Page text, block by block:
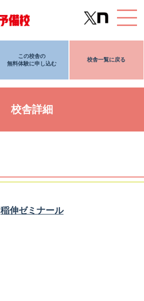
この校舎の
無料体験に申し込む
校舎一覧に戻る
校舎詳細
稲伸ゼミナール